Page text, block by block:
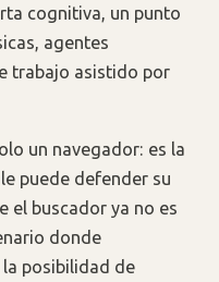
cognitiva, un punto
agentes
trabajo asistido por
un navegador: es la
puede defender su
el buscador ya no es
donde
posibilidad de